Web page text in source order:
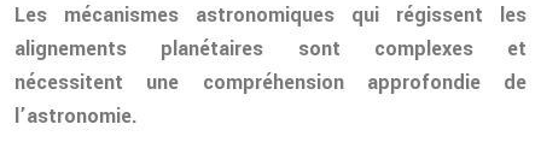
Les mécanismes astronomiques qui régissent les
alignements planétaires sont complexes et
nécessitent une compréhension approfondie de
l’astronomie.